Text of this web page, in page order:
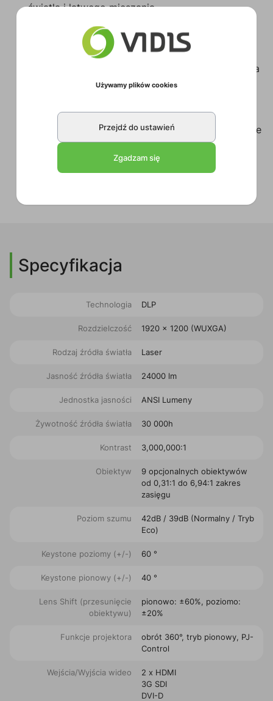
światła i łatwego mieszania
360° i tryb pionowy
Natychmiastowe włączanie/wyłączanie: Nie
wymaga wstępnego podgrzewania ani chłodzenia
po zakończeniu
dystrybucji wideo HD i cyfrowych treści audio
Gotowość do sieci; Łatwa integracja i zarządzanie
z łącznością RJ45
Oferuje osiem opcjonalnych, mechanicznych,
wymiennych obiektywów z pamięcią
Specyfikacja
Technologia DLP
Rozdzielczość 1920 x 1200 (WUXGA)
Rodzaj źródła światła Laser
Jasność źródła światła 24000 lm
Jednostka jasności ANSI Lumeny
Żywotność źródła światła 30 000h
Kontrast 3,000,000:1
Obiektyw
9 opcjonalnych obiektywów
od 0,31:1 do 6,94:1 zakres
zasięgu
Poziom szumu
42dB / 39dB (Normalny / Tryb
Eco)
Keystone poziomy (+/-) 60 °
Keystone pionowy (+/-) 40 °
Lens Shift (przesunięcie
obiektywu)
pionowo: ±60%, poziomo:
±20%
Funkcje projektora
obrót 360°, tryb pionowy, PJ-
Control
Wejścia/Wyjścia wideo
2 x HDMI
3G SDI
DVI-D
Używamy plików cookies
Przejdź do ustawień
Zgadzam się